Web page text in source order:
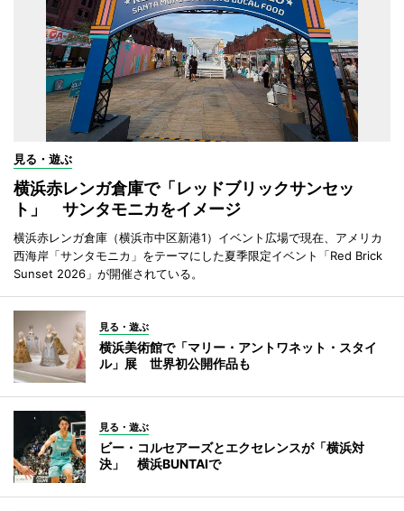
見る・遊ぶ
横浜赤レンガ倉庫で「レッドブリックサンセッ
ト」 サンタモニカをイメージ
横浜赤レンガ倉庫（横浜市中区新港1）イベント広場で現在、アメリカ
西海岸「サンタモニカ」をテーマにした夏季限定イベント「Red Brick
Sunset 2026」が開催されている。
見る・遊ぶ
横浜美術館で「マリー・アントワネット・スタイ
ル」展 世界初公開作品も
見る・遊ぶ
ビー・コルセアーズとエクセレンスが「横浜対
決」 横浜BUNTAIで